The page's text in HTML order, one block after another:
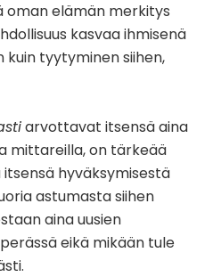
oman elämän merkitys
kasvaa ihmisenä
tyytyminen siihen,
arvottavat itsensä aina
mittareilla, on tärkeää
hyväksymisestä
astumasta siihen
aina uusien
eikä mikään tule